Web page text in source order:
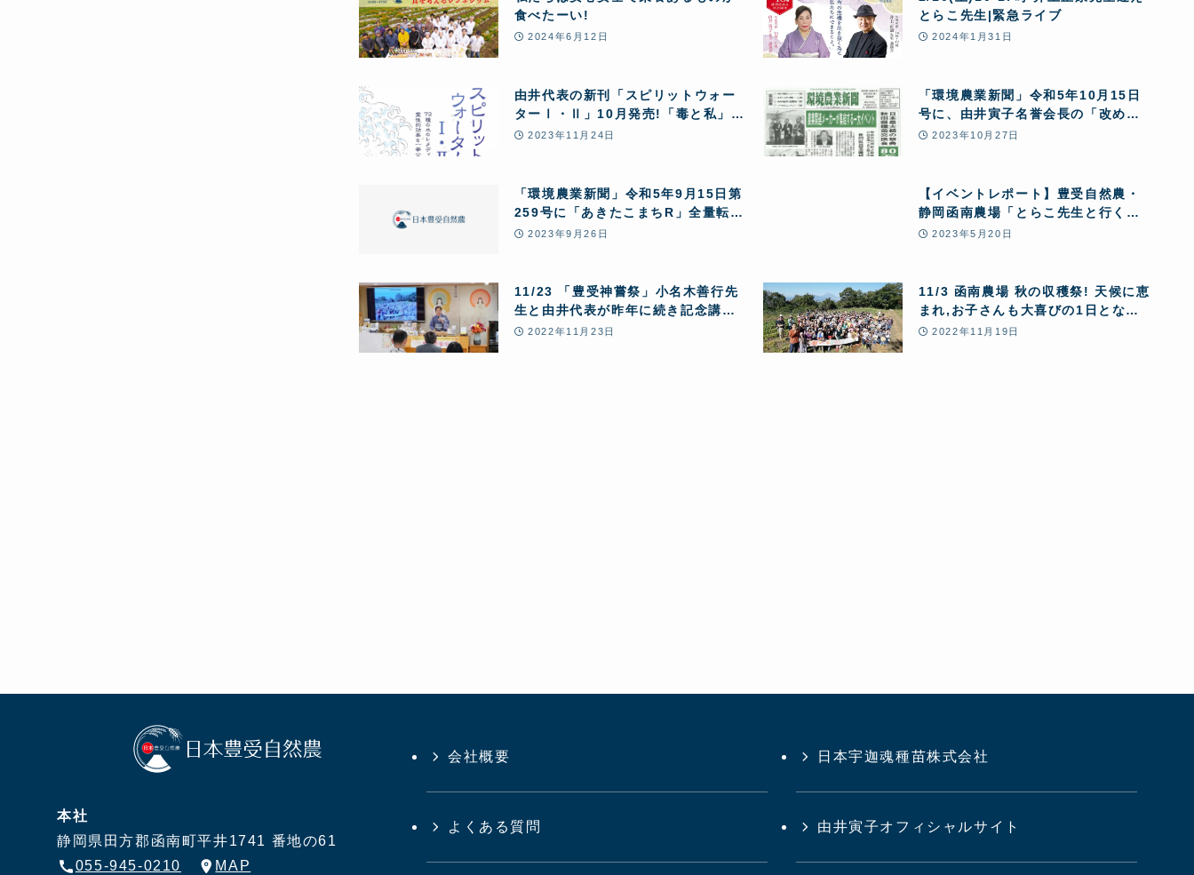
食べたーい!
2024年6月12日
とらこ先生|緊急ライブ
2024年1月31日
由井代表の新刊「スピリットウォー
ターⅠ・Ⅱ」10月発売!「毒と私」
Kindle版 99円で復刊
2023年11月24日
「環境農業新聞」令和5年10月15日
号に、由井寅子名誉会長の「改めて
問う!あきたこまちR全量変換R 10の
載されました。
2023年10月27日
「環境農業新聞」令和5年9月15日第
259号に「あきたこまちR」全量転換
10の問題点。由井寅子代表の寄稿が
2023年9月26日
【イベントレポート】豊受自然農・
静岡函南農場「とらこ先生と行く＼
春の花摘みツアー2023/」～1日まる
2023年5月20日
11/23 「豊受神嘗祭」小名木善行先
生と由井代表が昨年に続き記念講
演。今年の豊作を祝う。
2022年11月23日
11/3 函南農場 秋の収穫祭! 天候に恵
まれ,お子さんも大喜びの1日となり
ました
2022年11月19日
本社
静岡県田方郡函南町平井1741 番地の61
055-945-0210
MAP
会社概要
よくある質問
日本宇迦魂種苗株式会社
由井寅子オフィシャルサイト